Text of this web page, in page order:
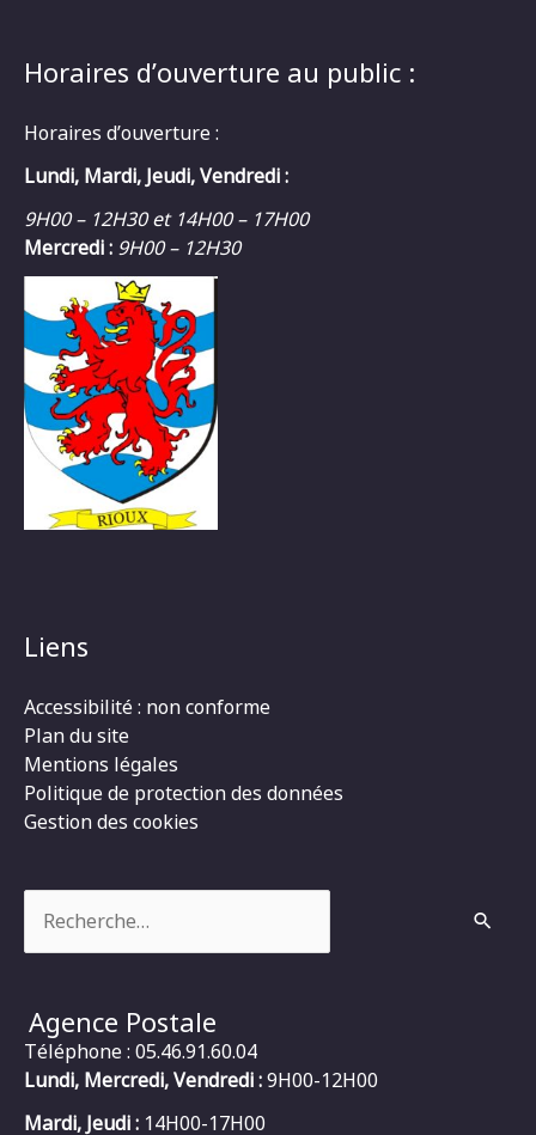
Horaires d’ouverture au public :
Horaires d’ouverture :
Lundi, Mardi, Jeudi, Vendredi :
9H00 – 12H30 et 14H00 – 17H00
Mercredi : 9H00 – 12H30
Liens
Accessibilité : non conforme
Plan du site
Mentions légales
Politique de protection des données
Gestion des cookies
Agence Postale
Téléphone : 05.46.91.60.04
Lundi, Mercredi, Vendredi :9H00-12H00
Mardi, Jeudi : 14H00-17H00